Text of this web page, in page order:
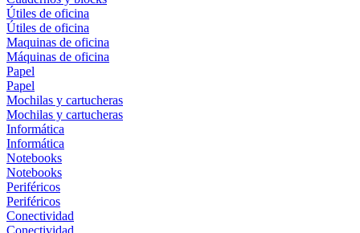
Útiles de oficina
Útiles de oficina
Maquinas de oficina
Máquinas de oficina
Papel
Papel
Mochilas y cartucheras
Mochilas y cartucheras
Informática
Informática
Notebooks
Notebooks
Periféricos
Periféricos
Conectividad
Conectividad